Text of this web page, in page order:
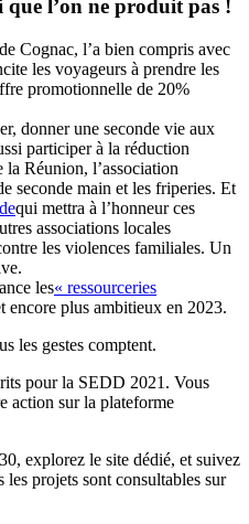
que l’on ne produit pas !
Cognac, l’a bien compris avec
les voyageurs à prendre les
promotionnelle de 20%
donner une seconde vie aux
participer à la réduction
la Réunion, l’association
seconde main et les friperies. Et
qui mettra à l’honneur ces
associations locales
les violences familiales. Un
les« ressourceries
encore plus ambitieux en 2023.
les gestes comptent.
pour la SEDD 2021. Vous
action sur la plateforme
explorez le site dédié, et suivez
les projets sont consultables sur